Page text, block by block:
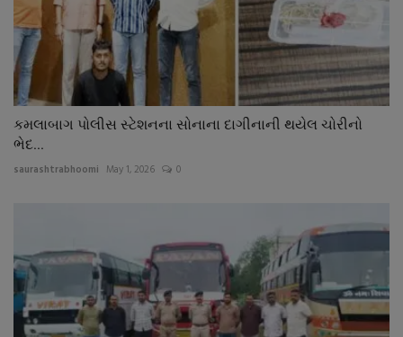
કમલાબાગ પોલીસ સ્ટેશનના સોનાના દાગીનાની થયેલ ચોરીનો
ભેદ...
saurashtrabhoomi May 1, 2026 0